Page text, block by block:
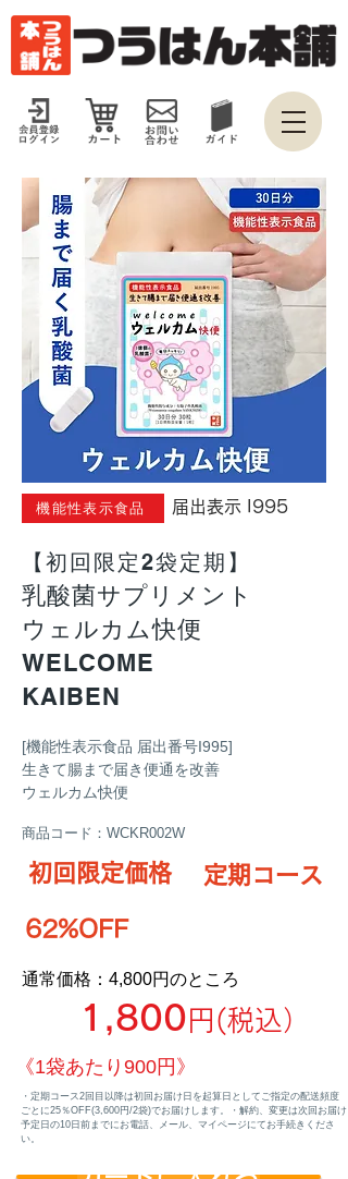
機能性表示食品 ​届出表示 I995
【初回限定2袋定期】
乳酸菌サプリメント
ウェルカム快便
WELCOME
KAIBEN
​[機能性表示食品 届出番号I995]
生きて腸まで届き便通を改善
ウェルカム快便
商品コード：WCKR002W
初回限定価格 定期コース
62%OFF
通常価格：4,800円のところ
1,800円(税込）
《1袋あたり900円》
・定期コース2回目以降は初回お届け日を起算日としてご指定の配送頻度
ごとに25％OFF(3,600円/2袋)でお届けします。・解約、変更は次回お届け
予定日の10日前までにお電話、メール、マイページにてお手続きくださ
い。